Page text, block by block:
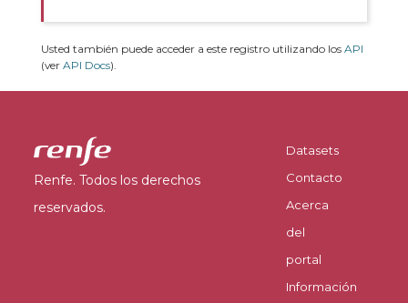
Usted también puede acceder a este registro utilizando los API
(ver API Docs).
Renfe. Todos los derechos
reservados.
Datasets
Contacto
Acerca
del
portal
Información